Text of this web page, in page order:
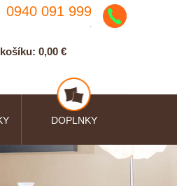
0940 091 999
0,00 €
DOPLNKY